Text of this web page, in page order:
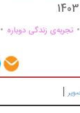
.زندگی دوباره